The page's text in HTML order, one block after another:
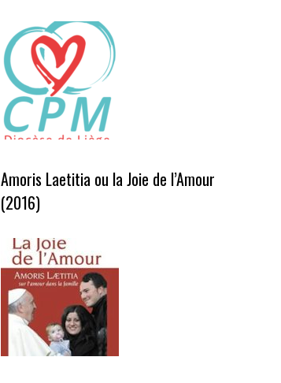
Amoris Laetitia ou la Joie de l’Amour
(2016)